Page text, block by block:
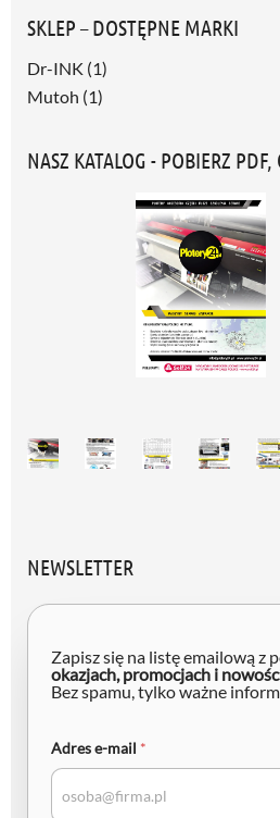
SKLEP – DOSTĘPNE MARKI
Dr-INK (1)
Mutoh (1)
NASZ KATALOG - POBIERZ PDF,
NEWSLETTER
-
m
a
A
d
Zapisz się na listę emailową z
okazjach, promocjach i
Bez spamu, tylko ważne
Adres e-mail *